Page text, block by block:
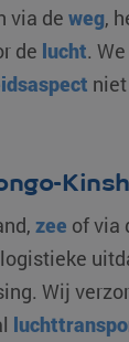
via de weg,
de lucht.
zee of via
Wij